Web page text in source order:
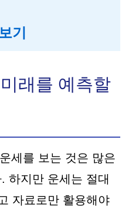
기
래를 예측할
세를 보는 것은 많은
하지만 운세는 절대
자료로만 활용해야